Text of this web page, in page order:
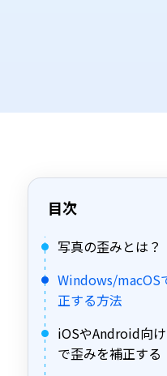
目次
写真の歪みとは？
Windows/macOS
正する方法
iOSやAndroid向
で歪みを補正する